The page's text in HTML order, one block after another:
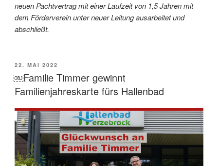
neuen Pachtvertrag mit einer Laufzeit von 1,5 Jahren mit
dem Förderverein unter neuer Leitung ausarbeitet und
abschließt.
VERÖFFENTLICHT
AM
22. MAI 2022
￼Familie Timmer gewinnt
Familienjahreskarte fürs Hallenbad